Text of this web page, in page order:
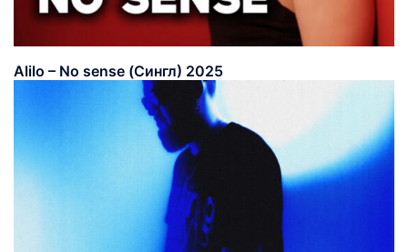
Alilo – No sense (Сингл) 2025